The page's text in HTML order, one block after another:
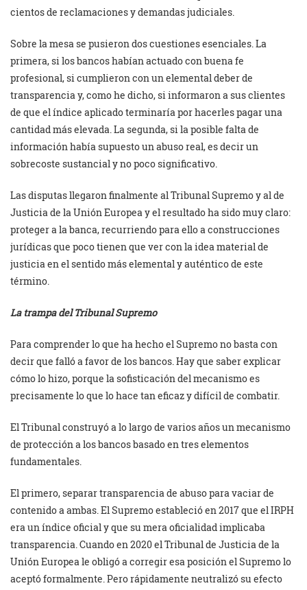
cientos de reclamaciones y demandas judiciales.
Sobre la mesa se pusieron dos cuestiones esenciales. La
primera, si los bancos habían actuado con buena fe
profesional, si cumplieron con un elemental deber de
transparencia y, como he dicho, si informaron a sus clientes
de que el índice aplicado terminaría por hacerles pagar una
cantidad más elevada. La segunda, si la posible falta de
información había supuesto un abuso real, es decir un
sobrecoste sustancial y no poco significativo.
Las disputas llegaron finalmente al Tribunal Supremo y al de
Justicia de la Unión Europea y el resultado ha sido muy claro:
proteger a la banca, recurriendo para ello a construcciones
jurídicas que poco tienen que ver con la idea material de
justicia en el sentido más elemental y auténtico de este
término.
La trampa del Tribunal Supremo
Para comprender lo que ha hecho el Supremo no basta con
decir que falló a favor de los bancos. Hay que saber explicar
cómo lo hizo, porque la sofisticación del mecanismo es
precisamente lo que lo hace tan eficaz y difícil de combatir.
El Tribunal construyó a lo largo de varios años un mecanismo
de protección a los bancos basado en tres elementos
fundamentales.
El primero, separar transparencia de abuso para vaciar de
contenido a ambas. El Supremo estableció en 2017 que el IRPH
era un índice oficial y que su mera oficialidad implicaba
transparencia. Cuando en 2020 el Tribunal de Justicia de la
Unión Europea le obligó a corregir esa posición el Supremo lo
aceptó formalmente. Pero rápidamente neutralizó su efecto